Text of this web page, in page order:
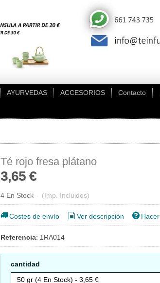
AYURVEDAS ACCESORIOS Contacto
Té rojo fresa plátano
3,65 €
4 En Stock - (Imp. Incluidos)
Costes de envío Ver descripción
Referencia: 1RA014
cantidad